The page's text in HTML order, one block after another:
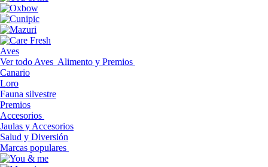
Aves
Ver todo Aves Alimento y Premios
Canario
Loro
Fauna silvestre
Premios
Accesorios
Jaulas y Accesorios
Salud y Diversión
Marcas populares